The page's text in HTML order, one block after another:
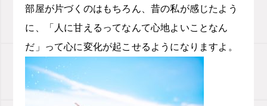
部屋が片づくのはもちろん、昔の私が感じたよう
に、「人に甘えるってなんて心地よいことなん
だ」って心に変化が起こせるようになりますよ。